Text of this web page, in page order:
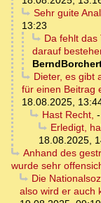
Sehr guite
13:23
Da fehlt das
darauf
Dieter, es gibt
für einen Beitrag
18.08.2025,
Hast Recht, -
Erledigt,
18.08.2025,
Anhand des
wurde sehr
Die
also wird er auch